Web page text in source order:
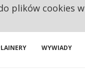
WYWIADY
plików cookies w